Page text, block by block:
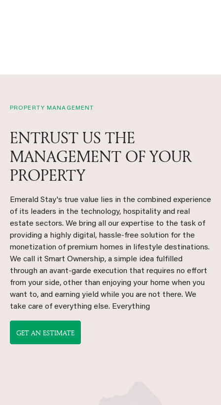
PROPERTY MANAGEMENT
ENTRUST US THE
MANAGEMENT OF YOUR
PROPERTY
Emerald Stay's true value lies in the combined experience
of its leaders in the technology, hospitality and real
estate sectors. We bring all our expertise to the task of
providing a highly digital, hassle-free solution for the
monetization of premium homes in lifestyle destinations.
We call it Smart Ownership, a simple idea fulfilled
through an avant-garde execution that requires no effort
from your side, other than enjoying your home when you
want to, and earning yield while you are not there. We
take care of everything else. Everything
GET AN ESTIMATE